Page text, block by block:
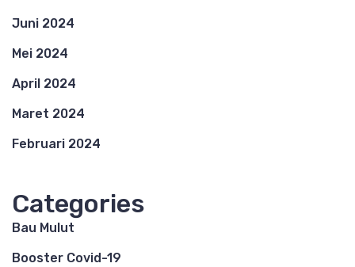
Juni 2024
Mei 2024
April 2024
Maret 2024
Februari 2024
Categories
Bau Mulut
Booster Covid-19